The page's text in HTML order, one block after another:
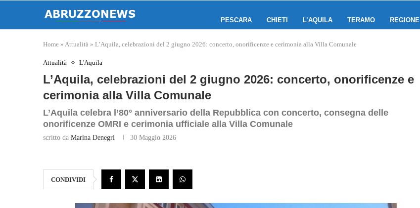
PESCARA CHIETI L’AQUILA TERAMO REGIONE
Home » Attualità » L’Aquila, celebrazioni del 2 giugno 2026: concerto, onorificenze e cerimonia alla Villa Comunale
Attualità L'Aquila
L’Aquila, celebrazioni del 2 giugno 2026: concerto, onorificenze e
cerimonia alla Villa Comunale
L’Aquila celebra l’80° anniversario della Repubblica con concerto, consegna delle
onorificenze OMRI e cerimonia ufficiale alla Villa Comunale
scritto da Marina Denegri 30 Maggio 2026
CONDIVIDI